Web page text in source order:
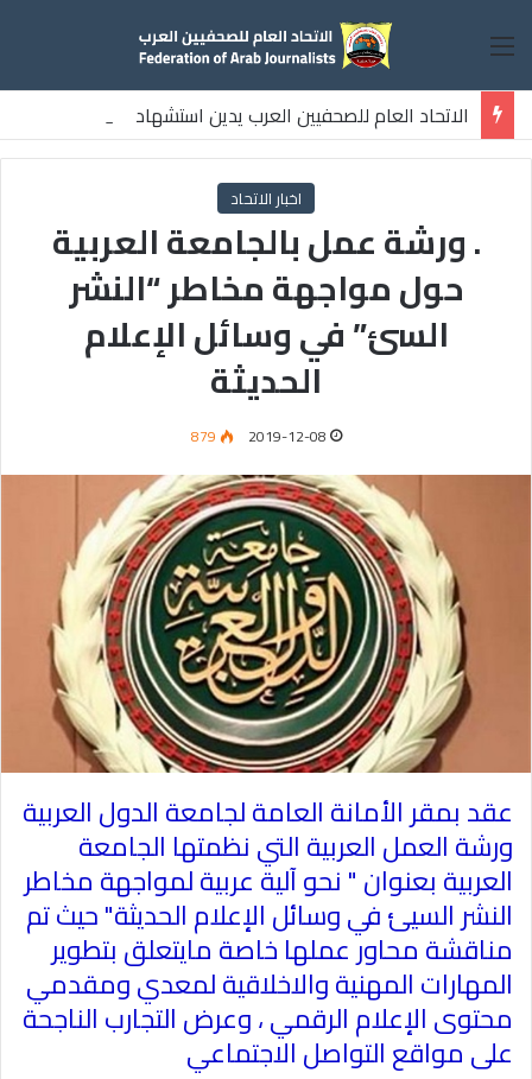
القائمة
الاتحاد العام للصحفيين العرب يدين استشهاد
ثلاثة صحفيين فلسطينيين باستهداف إسرائيلي وسط قطاع غزة
اخبار الاتحاد
. ورشة عمل بالجامعة العربية
حول مواجهة مخاطر “النشر
السئ” في وسائل الإعلام
الحديثة
2019-12-08
879
عقد بمقر الأمانة العامة لجامعة الدول العربية
ورشة العمل العربية التي نظمتها الجامعة
العربية بعنوان " نحو آلية عربية لمواجهة مخاطر
النشر السيئ في وسائل الإعلام الحديثة" حيث تم
مناقشة محاور عملها خاصة مايتعلق بتطوير
المهارات المهنية والاخلاقية لمعدي ومقدمي
محتوى الإعلام الرقمي ، وعرض التجارب الناجحة
على مواقع التواصل الاجتماعي